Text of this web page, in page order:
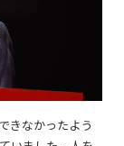
きなかったよう